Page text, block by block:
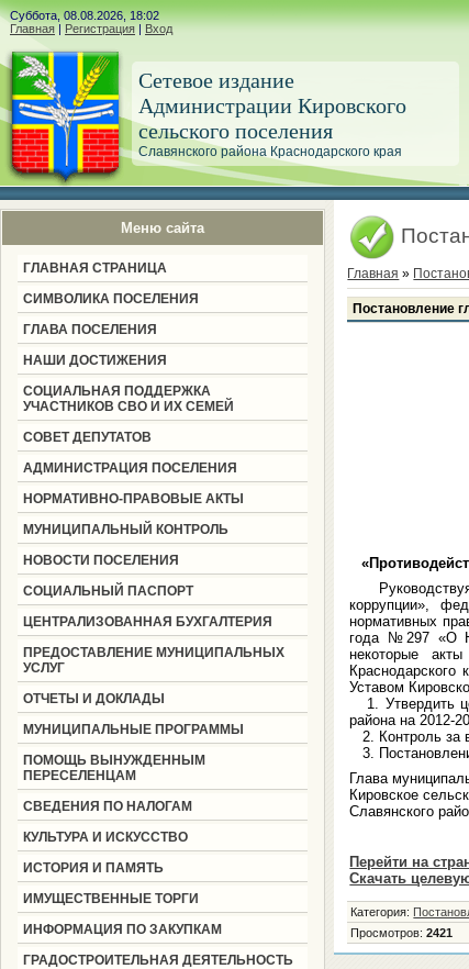
Суббота, 08.08.2026, 18:02
Главная | Регистрация | Вход
Сетевое издание
Администрации Кировского
сельского поселения
Славянского района Краснодарского края
Меню сайта
ГЛАВНАЯ СТРАНИЦА
СИМВОЛИКА ПОСЕЛЕНИЯ
ГЛАВА ПОСЕЛЕНИЯ
НАШИ ДОСТИЖЕНИЯ
СОЦИАЛЬНАЯ ПОДДЕРЖКА
УЧАСТНИКОВ СВО И ИХ СЕМЕЙ
СОВЕТ ДЕПУТАТОВ
АДМИНИСТРАЦИЯ ПОСЕЛЕНИЯ
НОРМАТИВНО-ПРАВОВЫЕ АКТЫ
МУНИЦИПАЛЬНЫЙ КОНТРОЛЬ
НОВОСТИ ПОСЕЛЕНИЯ
СОЦИАЛЬНЫЙ ПАСПОРТ
ЦЕНТРАЛИЗОВАННАЯ БУХГАЛТЕРИЯ
ПРЕДОСТАВЛЕНИЕ МУНИЦИПАЛЬНЫХ
УСЛУГ
ОТЧЕТЫ И ДОКЛАДЫ
МУНИЦИПАЛЬНЫЕ ПРОГРАММЫ
ПОМОЩЬ ВЫНУЖДЕННЫМ
ПЕРЕСЕЛЕНЦАМ
СВЕДЕНИЯ ПО НАЛОГАМ
КУЛЬТУРА И ИСКУССТВО
ИСТОРИЯ И ПАМЯТЬ
ИМУЩЕСТВЕННЫЕ ТОРГИ
ИНФОРМАЦИЯ ПО ЗАКУПКАМ
ГРАДОСТРОИТЕЛЬНАЯ ДЕЯТЕЛЬНОСТЬ
Главная »
Постановление
коррупции»,
нормативных
года №297 «О
некоторые
Уставом
1. Утвердить
района на 2012-
2. Контроль за
3.
Глава
Кировское
Славянского
Перейти на
Скачать
Категория:
Просмотров:2421